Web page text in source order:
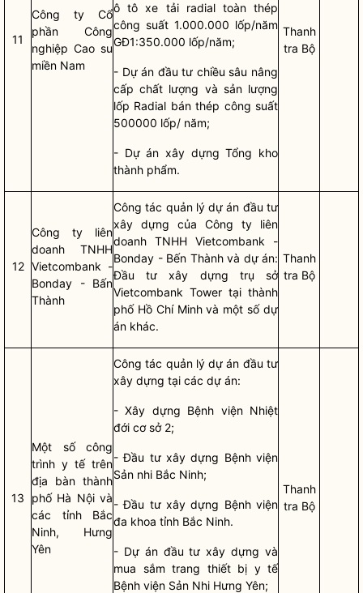
11
Công ty Cổ
phần Công
nghiệp Cao su
miền Nam
ô tô xe tải radial toàn thép
công suất 1.000.000 lốp/năm
GĐ1:350.000 lốp/năm;
- Dự án đầu tư chiều sâu nâng
cấp chất lượng và sản lượng
lốp Radial bán thép công suất
500000 lốp/ năm;
- Dự án xây dựng Tổng kho
thành phẩm.
Thanh
tra Bộ
12
Công ty liên
doanh TNHH
Vietcombank -
Bonday - Bấn
Thành
Công tác quản lýdự án đầu tư
xây dựng của Công ty liên
doanh TNHH Vietcombank -
Bonday - Bến Thành và dự án:
Đầu tư xây dựng trụ sở
Vietcombank Tower tại thành
phố Hồ Chí Minh và một số dự
án khác.
Thanh
tra Bộ
13
Một số công
trình y tế trên
địa bàn thành
phố Hà Nội và
các tỉnh Bắc
Ninh, Hưng
Yên
Công tác quản lýdự án đầu tư
xây dựng tại các dự án:
- Xây dựng Bệnh viện Nhiệt
đới cơ sở 2;
- Đầu tư xây dựng Bệnh viện
Sản nhi Bắc Ninh;
- Đầu tư xây dựng Bệnh viện
đa khoa tỉnh Bắc Ninh.
- Dự án đầu tư xây dựng và
mua sắm trang thiết bị y tế
Bệnh viện Sản Nhi Hưng Yên;
Thanh
tra Bộ